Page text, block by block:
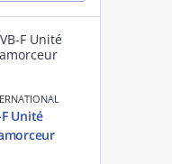
F Unité